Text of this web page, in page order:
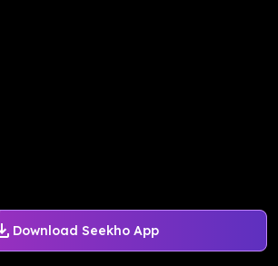
Download Seekho App